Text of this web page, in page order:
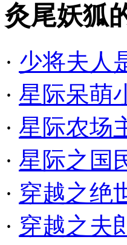
灸尾妖狐
· 少将夫人
· 星际呆萌
· 星际农场
· 星际之国
· 穿越之绝
· 穿越之夫